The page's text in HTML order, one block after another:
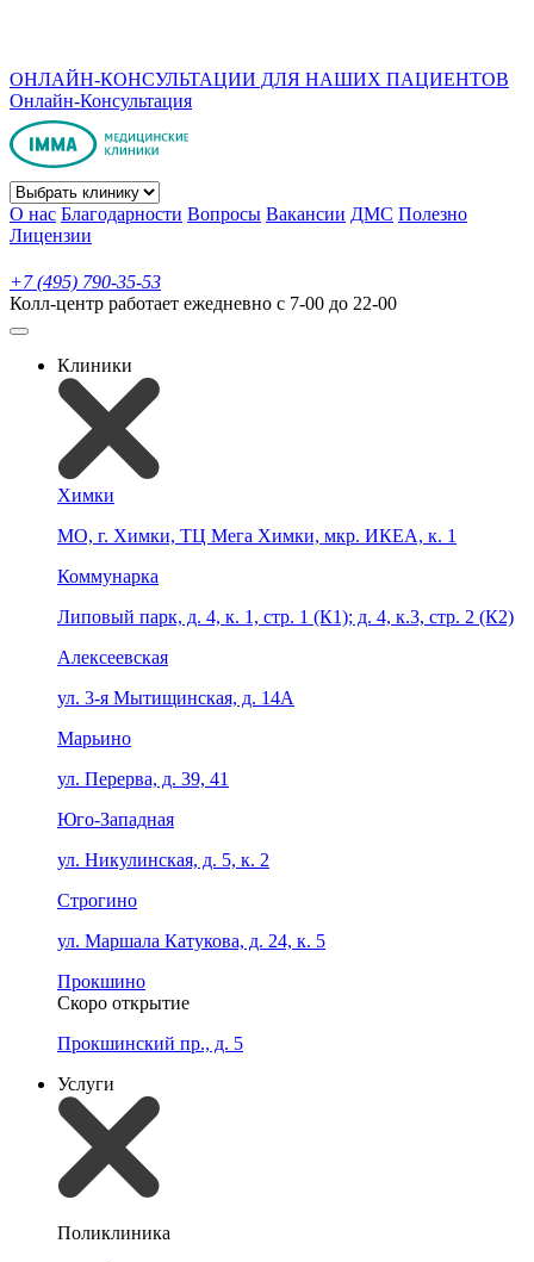
ОНЛАЙН-КОНСУЛЬТАЦИИ ДЛЯ НАШИХ ПАЦИЕНТОВ
Онлайн-Консультация
О нас Благодарности Вопросы Вакансии ДМС Полезно
Лицензии
+7 (495) 790-35-53
Колл-центр работает ежедневно с 7-00 до 22-00
Клиники
Химки
МО, г. Химки, ТЦ Мега Химки, мкр. ИКЕА, к. 1
Коммунарка
Липовый парк, д. 4, к. 1, стр. 1 (К1); д. 4, к.3, стр. 2 (К2)
Алексеевская
ул. 3-я Мытищинская, д. 14А
Марьино
ул. Перерва, д. 39, 41
Юго-Западная
ул. Никулинская, д. 5, к. 2
Строгино
ул. Маршала Катукова, д. 24, к. 5
Прокшино
Скоро открытие
Прокшинский пр., д. 5
Услуги
Поликлиника